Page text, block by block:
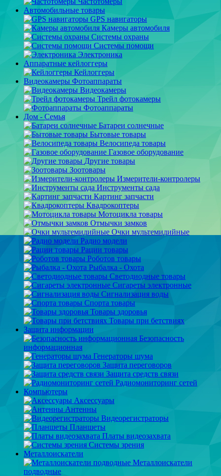
Автомобильные товары
GPS навигаторы
Камеры автомобиля
Системы охраны
Системы помощи
Электроника
Аппаратные кейлоггеры
Кейлоггеры
Видеокамеры Фотоаппараты
Видеокамеры
Трейл фотокамеры
Фотоаппараты
Дом - Семья
Батареи солнечные
Бытовые товары
Велосипеда товары
Газовое оборудование
Другие товары
Зоотовары
Измерители-контролеры
Инструменты сада
Картинг запчасти
Квадрокоптеры
Мотоцикла товары
Отмычки замков
Очки мультемидийные
Радио модели
Рации товары
Роботов товары
Рыбалка - Охота
Светодиодные товары
Сигареты электронные
Сигнализация воды
Спорта товары
Товары здоровья
Товары при бетствиях
Защита информации
Безопасность
информационная
Генераторы шума
Защита переговоров
Защита средств связи
Радиомониторинг сетей
Компьютеры
Аксессуары
Антенны
Видеорегистраторы
Планшеты
Платы видеозахвата
Системы зрения
Металлоискатели
Металлоискатели
подводные